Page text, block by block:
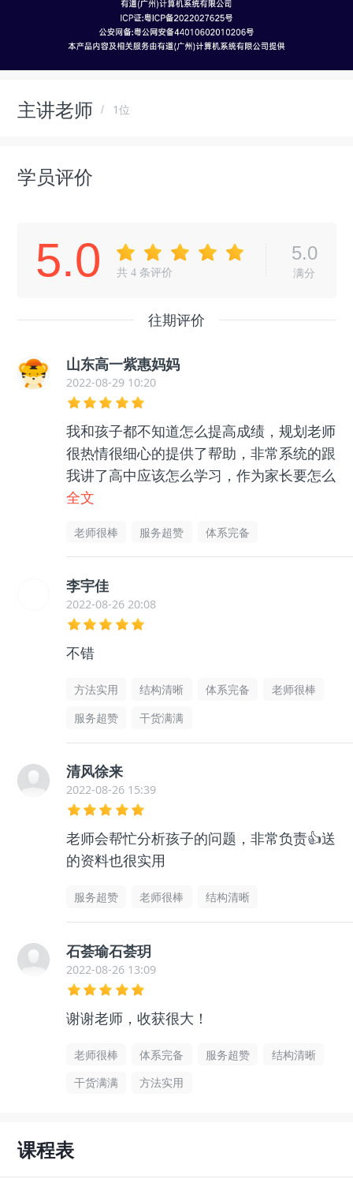
主讲老师 1位
学员评价
5.0 共4 条评价
5.0
满分
往期评价
山东高一紫惠妈妈
2022-08-29 10:20
我和孩子都不知道怎么提高成绩，规划老师
很热情很细心的提供了帮助，非常系统的跟
我讲了高中应该怎么学习，作为家长要怎么
帮助孩子等等很多东西，孩子和我都没有那
用的
全文
老师很棒 服务超赞 体系完备
李宇佳
2022-08-26 20:08
不错
方法实用 结构清晰 体系完备
老师很棒
服务超赞
干货满满
清风徐来
2022-08-26 15:39
老师会帮忙分析孩子的问题，非常负责👍送
的资料也很实用
服务超赞 老师很棒 结构清晰
石荟瑜石荟玥
2022-08-26 13:09
谢谢老师，收获很大！
老师很棒 体系完备 服务超赞
结构清晰
干货满满
方法实用
课程表